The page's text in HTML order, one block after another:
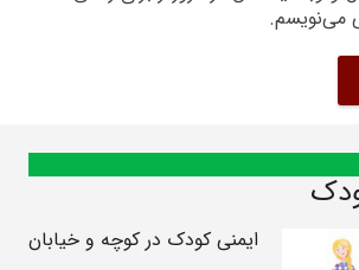
می‌نویسم.
ایمنی کودک در کوچه و خیابان